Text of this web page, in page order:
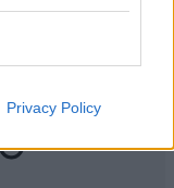
Privacy Policy